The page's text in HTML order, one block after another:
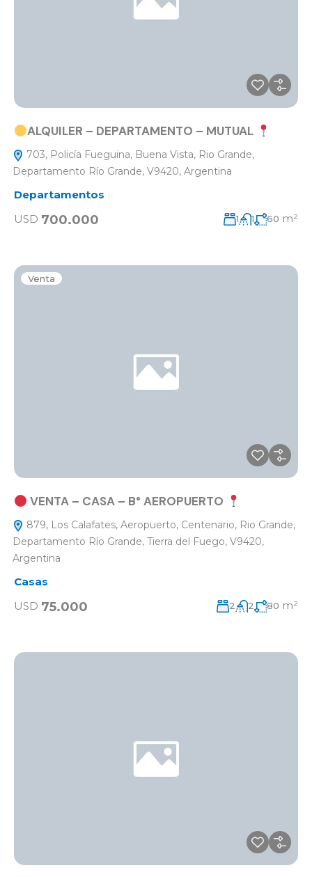
ALQUILER – DEPARTAMENTO – MUTUAL
703, Policía Fueguina, Buena Vista, Rio Grande,
Departamento Río Grande, V9420, Argentina
Departamentos
USD 700.000 1 1 60 m²
Venta
VENTA – CASA – B° AEROPUERTO
879, Los Calafates, Aeropuerto, Centenario, Rio Grande,
Departamento Río Grande, Tierra del Fuego, V9420,
Argentina
Casas
USD 75.000 2 2 80 m²